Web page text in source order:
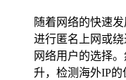
随着网络的快速
进行匿名上网或
网络用户的选择
升，检测海外IP